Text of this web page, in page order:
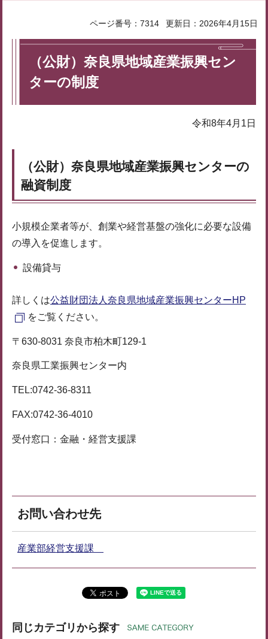
ページ番号：7314 更新日：2026年4月15日
（公財）奈良県地域産業振興セン
ターの制度
令和8年4月1日
（公財）奈良県地域産業振興センターの
融資制度
小規模企業者等が、創業や経営基盤の強化に必要な設備
の導入を促進します。
設備貸与
詳しくは公益財団法人奈良県地域産業振興センターHP
をご覧ください。
〒630-8031 奈良市柏木町129-1
奈良県工業振興センター内
TEL:0742-36-8311
FAX:0742-36-4010
受付窓口：金融・経営支援課
お問い合わせ先
産業部経営支援課
同じカテゴリから探す